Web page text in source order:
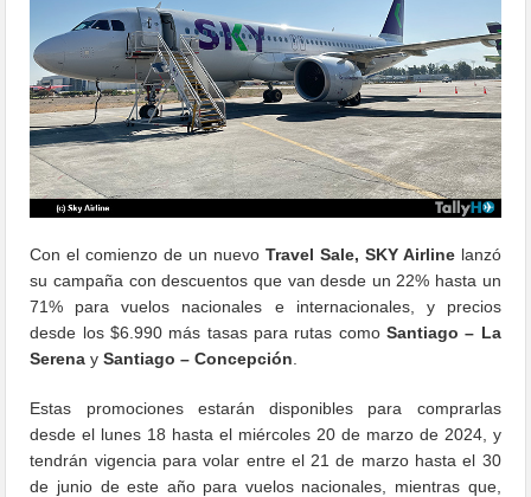
Con el comienzo de un nuevo Travel Sale, SKY Airlinelanzó
su campaña con descuentos que van desde un 22% hasta un
71% para vuelos nacionales e internacionales, y precios
desde los $6.990 más tasas para rutas como Santiago – La
Serenay Santiago – Concepción
Estas promociones estarán disponibles para comprarlas
desde el lunes 18 hasta el miércoles 20 de marzo de 2024, y
tendrán vigencia para volar entre el 21 de marzo hasta el 30
de junio de este año para vuelos nacionales, mientras que,